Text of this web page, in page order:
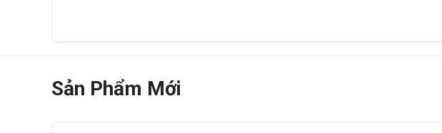
Sản Phẩm Mới